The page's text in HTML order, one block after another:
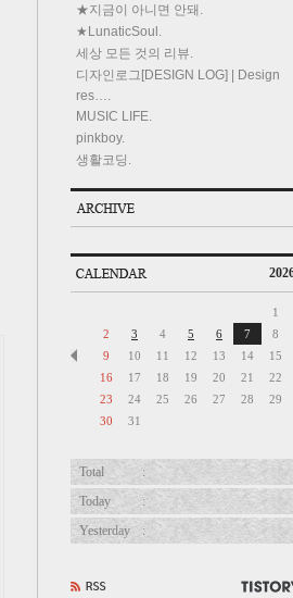
★지금이 아니면 안돼.
★LunaticSoul.
세상 모든 것의 리뷰.
디자인로그[DESIGN LOG] | Design
res….
MUSIC LIFE.
pinkboy.
생활코딩.
1
2
3 4 5 6 7
8
9
10 11 12 13 14
15
16
17 18 19 20 21
22
23
24 25 26 27 28
29
30
31
Total
:
Today
:
Yesterday
: